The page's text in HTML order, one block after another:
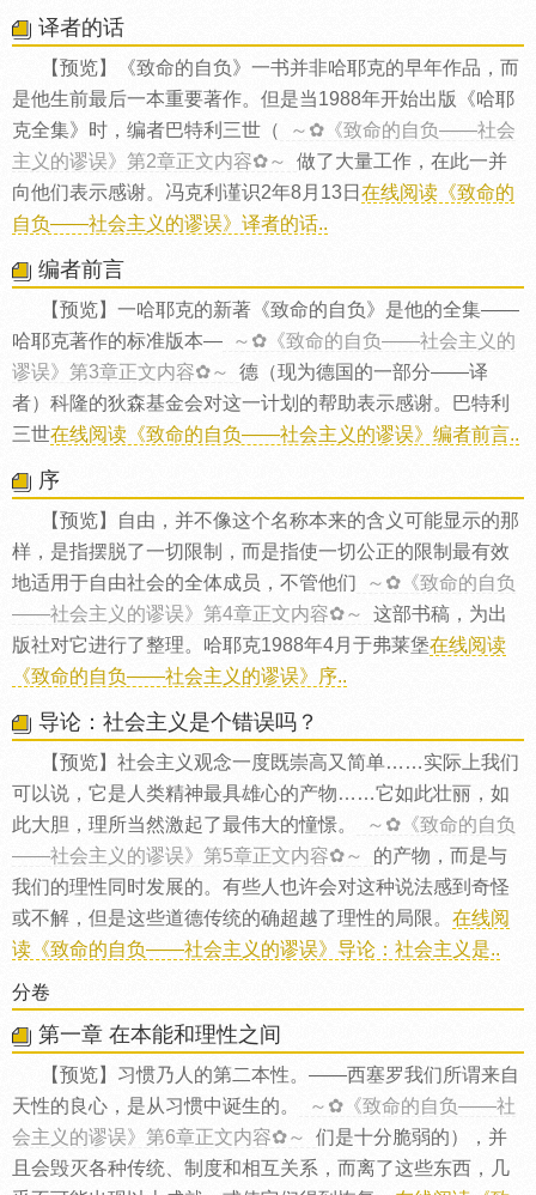
译者的话
【预览】《致命的自负》一书并非哈耶克的早年作品，而
是他生前最后一本重要著作。但是当1988年开始出版《哈耶
克全集》时，编者巴特利三世（
～✿《致命的自负——社会
主义的谬误》第2章正文内容✿～
做了大量工作，在此一并
向他们表示感谢。冯克利谨识2年8月13日 在线阅读《致命的
自负——社会主义的谬误》译者的话..
编者前言
【预览】一哈耶克的新著《致命的自负》是他的全集——
哈耶克著作的标准版本—
～✿《致命的自负——社会主义的
谬误》第3章正文内容✿～
德（现为德国的一部分——译
者）科隆的狄森基金会对这一计划的帮助表示感谢。巴特利
三世在线阅读《致命的自负——社会主义的谬误》编者前言..
序
【预览】自由，并不像这个名称本来的含义可能显示的那
样，是指摆脱了一切限制，而是指使一切公正的限制最有效
地适用于自由社会的全体成员，不管他们
～✿《致命的自负
——社会主义的谬误》第4章正文内容✿～
这部书稿，为出
版社对它进行了整理。哈耶克1988年4月于弗莱堡在线阅读
《致命的自负——社会主义的谬误》序..
导论：社会主义是个错误吗？
【预览】社会主义观念一度既崇高又简单……实际上我们
可以说，它是人类精神最具雄心的产物……它如此壮丽，如
此大胆，理所当然激起了最伟大的憧憬。
～✿《致命的自负
——社会主义的谬误》第5章正文内容✿～
的产物，而是与
我们的理性同时发展的。有些人也许会对这种说法感到奇怪
或不解，但是这些道德传统的确超越了理性的局限。 在线阅
读《致命的自负——社会主义的谬误》导论：社会主义是..
分卷
第一章 在本能和理性之间
【预览】习惯乃人的第二本性。——西塞罗我们所谓来自
天性的良心，是从习惯中诞生的。
～✿《致命的自负——社
会主义的谬误》第6章正文内容✿～
们是十分脆弱的），并
且会毁灭各种传统、制度和相互关系，而离了这些东西，几